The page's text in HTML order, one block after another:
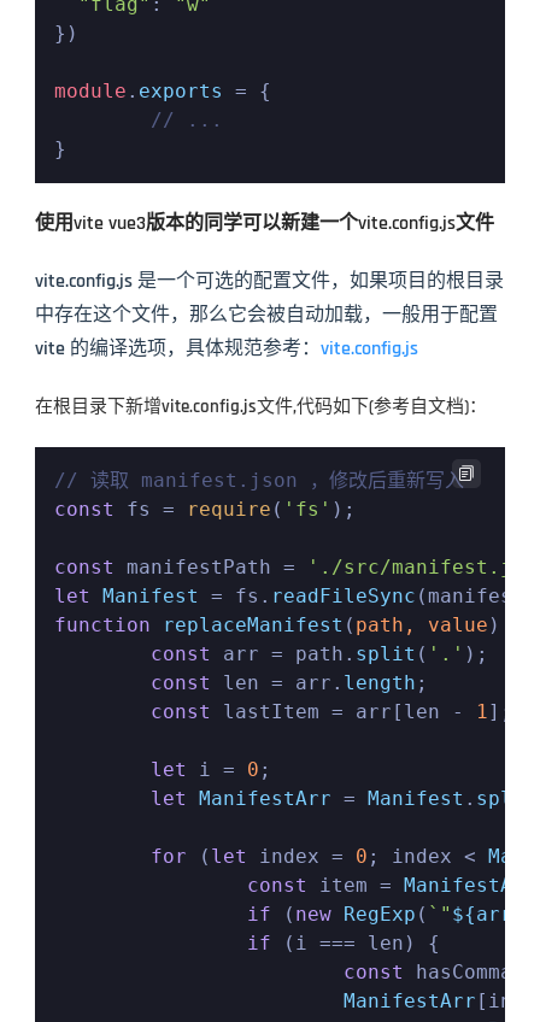
})
module . exports
= {
// ...
使用vite vue3版本的同学可以新建一个vite.config.js文件
vite.config.js 是一个可选的配置文件，如果项目的根目录
中存在这个文件，那么它会被自动加载，一般用于配置
vite 的编译选项，具体规范参考： vite.config.js
在根目录下新增vite.config.js文件,代码如下(参考自文档)：
// 读取 manifest.json ，修改后重新写入
const
fs = require ( 'fs' );
const manifestPath =
'./src/
let
Manifest = fs. readFileSync
function
replaceManifest ( path, value ) {
const
arr = path. split ( '.' );
const
len = arr. length ;
const
lastItem = arr[len - 1 ];
let i = 0 ;
let
ManifestArr = Manifest . split
for ( let index = 0 ; index <
const
item = ManifestArr
if ( new RegExp ( `"
if (i === len) {
const
hasComma
ManifestArr
